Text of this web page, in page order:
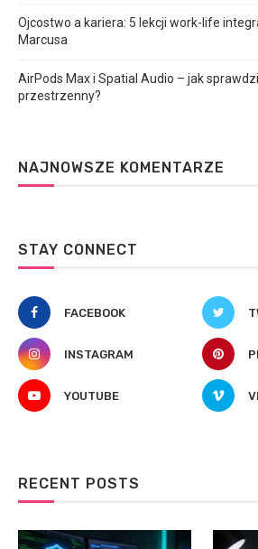
Ojcostwo a kariera: 5 lekcji work-life
Marcusa
AirPods Max i Spatial Audio – jak
przestrzenny?
NAJNOWSZE KOMENTARZE
STAY CONNECT
FACEBOOK
INSTAGRAM
YOUTUBE
RECENT POSTS